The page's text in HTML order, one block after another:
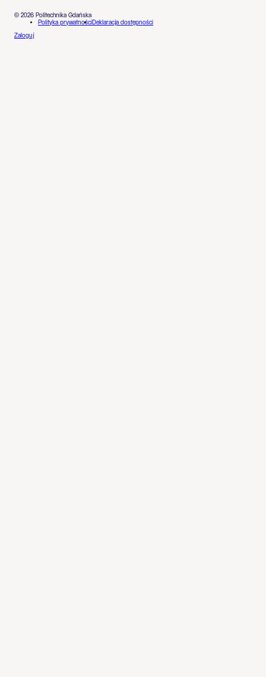
© 2026 Politechnika Gdańska
Polityka prywatnościDeklaracja dostępności
Zaloguj